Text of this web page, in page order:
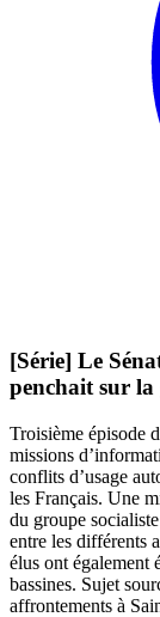
[Série] Le
penchait sur la
Troisième épisode
missions
conflits d’usage
les Français. Une
du groupe
entre les différents
élus ont également
bassines. Sujet
affrontements à